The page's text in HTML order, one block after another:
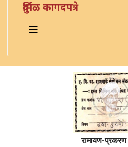
दुर्मिळ कागदपत्रे
रामायण-